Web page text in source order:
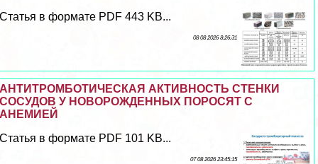
Статья в формате PDF 443 KB...
08 08 2026 8:26:31
АНТИТРОМБОТИЧЕСКАЯ АКТИВНОСТЬ СТЕНКИ
СОСУДОВ У НОВОРОЖДЕННЫХ ПОРОСЯТ С
АНЕМИЕЙ
Статья в формате PDF 101 KB...
07 08 2026 23:45:15